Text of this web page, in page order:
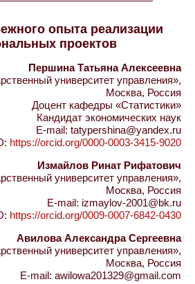
опыта реализации
проектов
Першина Татьяна Алексеевна
университет управления»,
Москва, Россия
Доцент кафедры «Статистики»
Кандидат экономических наук
E-mail: tatypershina@yandex.ru
https://orcid.org/0000-0003-3415-9020
Измайлов Ринат Рифатович
университет управления»,
Москва, Россия
E-mail: izmaylov-2001@bk.ru
https://orcid.org/0009-0007-6842-0430
Авилова Александра Сергеевна
университет управления»,
Москва, Россия
E-mail: awilowa201329@gmail.com